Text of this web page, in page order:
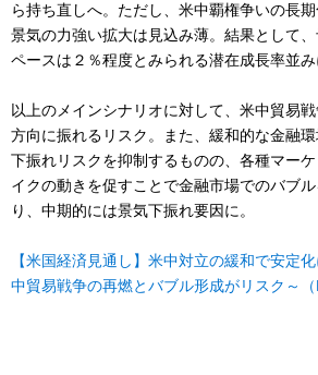
ら持ち直しへ。ただし、米中覇権争いの長期
景気の力強い拡大は見込み薄。結果として
ペースは２％程度とみられる潜在成長率並み
以上のメインシナリオに対して、米中貿易
方向に振れるリスク。また、緩和的な金融
下振れリスクを抑制するものの、各種マー
イクの動きを促すことで金融市場でのバブ
り、中期的には景気下振れ要因に。
【米国経済見通し】米中対立の緩和で安定
中貿易戦争の再燃とバブル形成がリスク～（